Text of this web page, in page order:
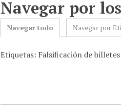
Navegar por
Navegar todo Navegar por
Etiquetas: Falsificación de